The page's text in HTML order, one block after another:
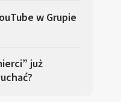
w Grupie
już